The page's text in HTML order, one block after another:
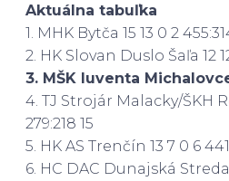
Aktuálna tabuľka
1. MHK Bytča 15 13 0 2
2. HK Slovan Duslo Šaľa 12
3. MŠK Iuventa
4. TJ Strojár Malacky/ŠKH
279:218 15
5. HK AS Trenčín 13 7 0 6
6. HC DAC Dunajská Streda